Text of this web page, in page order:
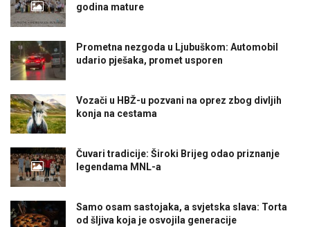
godina mature
Prometna nezgoda u Ljubuškom: Automobil
udario pješaka, promet usporen
Vozači u HBŽ-u pozvani na oprez zbog divljih
konja na cestama
Čuvari tradicije: Široki Brijeg odao priznanje
legendama MNL-a
Samo osam sastojaka, a svjetska slava: Torta
od šljiva koja je osvojila generacije